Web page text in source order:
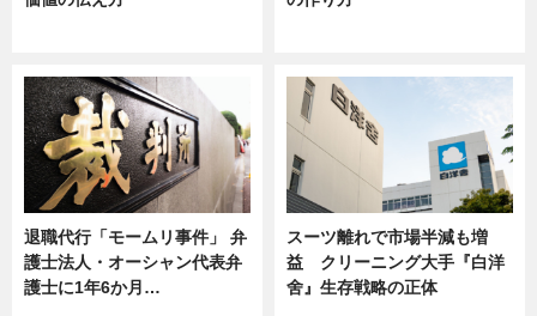
退職代行「モームリ事件」 弁
護士法人・オーシャン代表弁
護士に1年6か月…
スーツ離れで市場半減も増
益 クリーニング大手『白洋
舍』生存戦略の正体